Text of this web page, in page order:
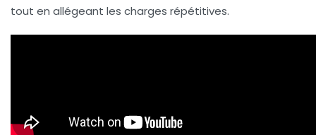
tout en allégeant les charges répétitives.